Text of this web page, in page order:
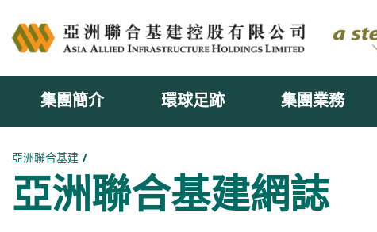
集團簡介 環球足跡 集團業務
亞洲聯合基建
亞洲聯合基建網誌